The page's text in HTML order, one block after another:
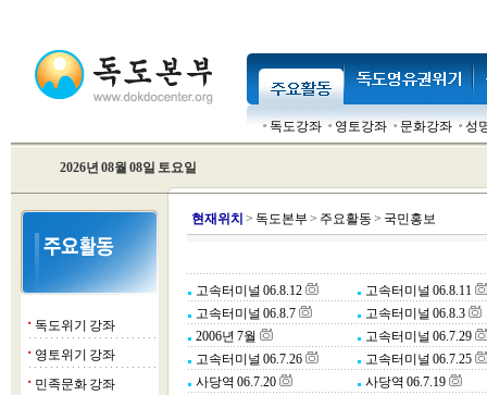
독도강좌 영토강좌 문화강좌 성
2026년 08월 08일 토요일
■ 독도위기 강좌
■ 영토위기 강좌
■ 민족문화 강좌
현재위치 > 독도본부 > 주요활동 > 국민홍보
고속터미널 06.8.12
고속터미널 06.8.11
고속터미널 06.8.7
고속터미널 06.8.3
2006년 7월
고속터미널 06.7.29
고속터미널 06.7.26
고속터미널 06.7.25
사당역 06.7.20
사당역 06.7.19